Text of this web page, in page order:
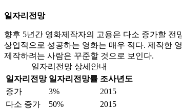
일자리전망
향후 5년간 영화제작자의 고용은 다소 증가할
상업적으로 성공하는 영화는 매우 적다. 제작한
제작하려는 사람은 꾸준할 것으로 보인다.
일자리전망 상세안내
일자리전망 일자리전망률 조사년도
증가
3%
2015
다소 증가
50%
2015